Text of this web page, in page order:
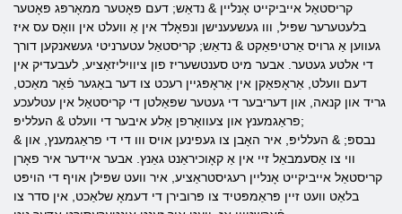
קריסטאַל אייביקייט אָנליין & נדאַש; דעם פּאָטער ממאָרפּג פּאָטער
בלעטערער שפּיל, ווו געשעענישן ונפאָלד אין אַ וועלט אין וואָס עס איז
געווען אַ גרויס אַרטיפאַקט & נדאַש; קריסטאַל עטערניטי געשאנקען דורך
די אלטע געטער. אבער מיט סענטשעריז פון ציוויליזאַציע, לעבעדיק אין
דעם וועלט, אַראָפאַקן אין אַראָפּגיין רעכט צו דער באַגער פֿאַר מאַכט,
גריד און קנאה, און דעריבער די געטער שפּאַלטן די קריסטאַל אין עטלעכע
פראַגמענץ און צעוואָרפן אַלע איבער די וועלט & העלליפּ;
& נבספּ; & העלליפּ, איר האָבן צו געפינען אויס ווו די די פראַגמענץ, און
ווי צו אַסעמבאַל זיי אין אַ קאָוכיראַנט גאַנץ. אבער איידער איר פאָרן
קריסטאַל אייביקייט אָנליין רעגיסטראַציע, איר וועט שפּילן אויף די הויפּט
בלאַט וועט זיין פּראַמפּטיד צו פּרובירן די דעמאָ שלאַכט, אין סדר צו